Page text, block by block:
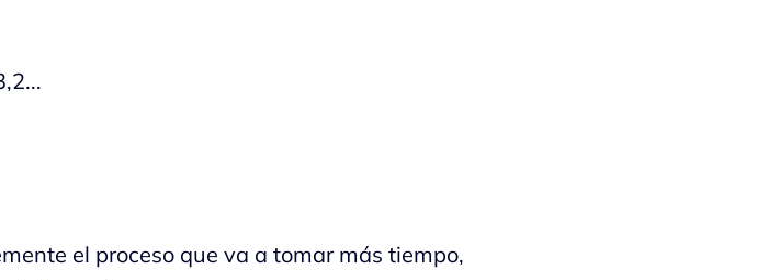
el proceso que va a tomar más tiempo,